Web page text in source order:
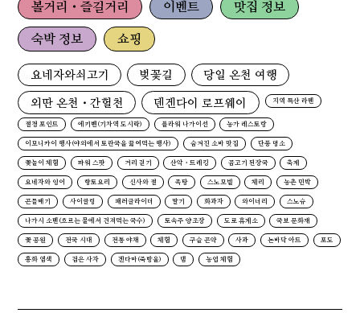
볼거리・즐길거리 이벤트 맛집 정보
숙박 정보 쇼핑
요네자와쇠고기 벚꽃길 당일 온천 여행
외딴 온천・간헐천 덴겐다이 로프웨이 지역 특산 라멘
절경 포인트 에키벤(기차역 도시락) 플라워 나가이선 농가 레스토랑
이모니카이 행사(야외에서 토란국을 끓여먹는 행사) 숨겨진 소바 맛집 단풍 명소
꽃놀이 체험 파워 스팟 거리 걷기 산악・트레킹 곰고기 된장국 축제
요네자와 잉어 향토요리 신사와 절 족탕 스노모빌 체리 농촌 민박
곤들매기 사이클링 패러글라이더 딸기 화과자 와이너리 스노슈
나가시 소멘(흐르는 물에서 건져먹는 국수) 토속주 양조장 도로 휴게소 국보 문화재
꽃 공원 전국 시대 전통 야채 체험 구슬 곤약 사과 논바닥 아트 포도
홍화 염색 검은 사자 겐다마(죽방울) 댐 농업 체험